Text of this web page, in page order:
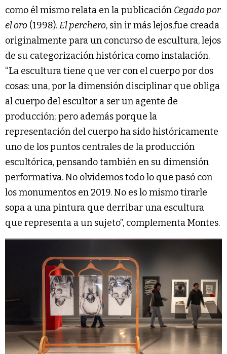
como él mismo relata en la publicación Cegado por
el oro (1998).El perchero, sin ir más lejos,fue creada
originalmente para un concurso de escultura, lejos
de su categorización histórica como instalación.
“La escultura tiene que ver con el cuerpo por dos
cosas: una, por la dimensión disciplinar que obliga
al cuerpo del escultor a ser un agente de
producción; pero además porque la
representación del cuerpo ha sido históricamente
uno de los puntos centrales de la producción
escultórica, pensando también en su dimensión
performativa. No olvidemos todo lo que pasó con
los monumentos en 2019. No es lo mismo tirarle
sopa a una pintura que derribar una escultura
que representa a un sujeto”, complementa Montes.